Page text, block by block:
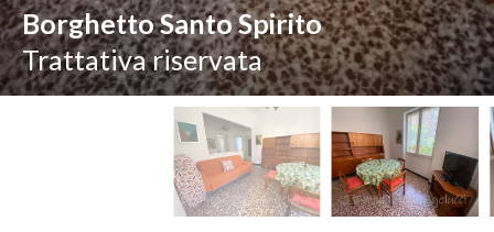
Borghetto Santo Spirito
Trattativa riservata